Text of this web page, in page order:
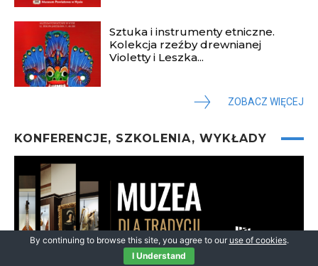
Sztuka i instrumenty etniczne.
Kolekcja rzeźby drewnianej
Violetty i Leszka...
ZOBACZ WIĘCEJ
KONFERENCJE, SZKOLENIA, WYKŁADY
By continuing to browse this site, you agree to our use of cookies.
I Understand